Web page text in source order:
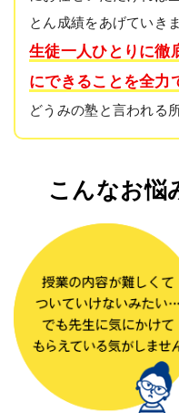
とん成績をあげていきま
生徒一人ひとりに徹
にできることを全力
どうみの塾と言われる
こんなお悩